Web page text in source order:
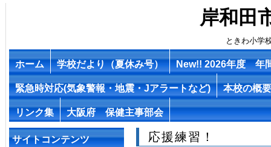
岸和田
ときわ小学
ホーム 学校だより（夏休み号） New!! 2026年度 年
緊急時対応(気象警報・地震・Jアラートなど) 本校の概要
リンク集 大阪府 保健主事部会
サイトコンテンツ 応援練習！